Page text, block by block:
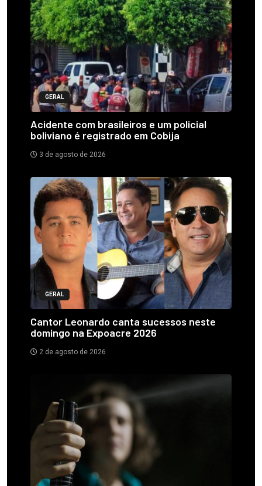
GERAL
Acidente com brasileiros e um policial
boliviano é registrado em Cobija
3 de agosto de 2026
GERAL
Cantor Leonardo canta sucessos neste
domingo na Expoacre 2026
2 de agosto de 2026